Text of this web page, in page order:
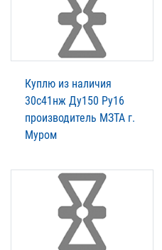
Куплю из наличия
30с41нж Ду150 Ру16
производитель МЗТА г.
Муром